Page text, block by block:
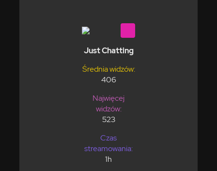
Just Chatting
Średnia widzów:
406
Najwięcej
widzów:
523
Czas
streamowania:
1h